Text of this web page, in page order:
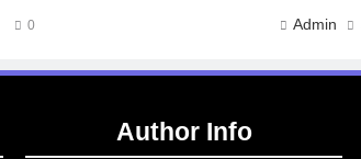
0 Admin
Author Info